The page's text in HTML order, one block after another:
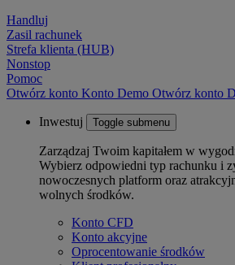
Handluj
Zasil rachunek
Strefa klienta (HUB)
Nonstop
Pomoc
Otwórz konto Konto Demo Otwórz konto
Inwestuj Toggle submenu
Zarządzaj Twoim kapitałem w
Wybierz odpowiedni typ rachunku i
nowoczesnych platform oraz
wolnych środków.
Konto CFD
Konto akcyjne
Oprocentowanie środków